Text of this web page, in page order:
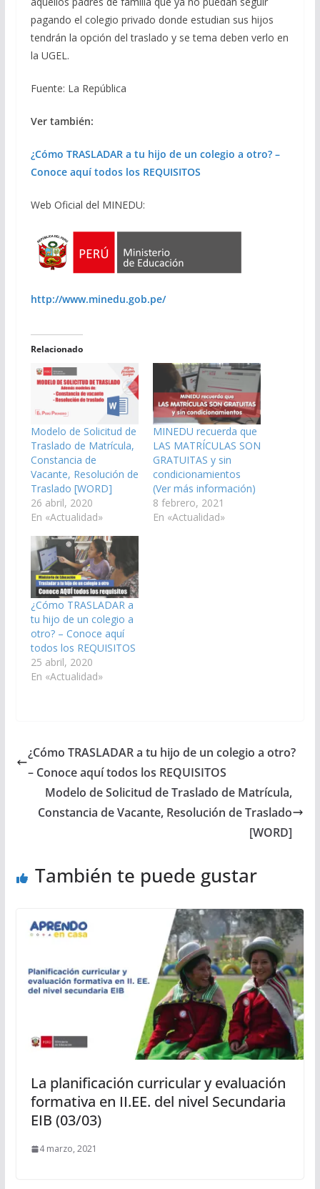
pagando el colegio privado donde estudian sus hijos
tendrán la opción del traslado y se tema deben verlo en
la UGEL.
Fuente: La República
Ver también:
¿Cómo TRASLADAR a tu hijo de un colegio a otro? –
Conoce aquí todos los REQUISITOS
Web Oficial del MINEDU:
http://www.minedu.gob.pe/
Relacionado
Modelo de Solicitud de
Traslado de Matrícula,
Constancia de
Vacante, Resolución de
Traslado [WORD]
26 abril, 2020
En «Actualidad»
MINEDU recuerda que
LAS MATRÍCULAS SON
GRATUITAS y sin
condicionamientos
(Ver más información)
8 febrero, 2021
En «Actualidad»
¿Cómo TRASLADAR a
tu hijo de un colegio a
otro? – Conoce aquí
todos los REQUISITOS
25 abril, 2020
En «Actualidad»
¿Cómo TRASLADAR a tu hijo de un colegio a otro?
– Conoce aquí todos los REQUISITOS
Modelo de Solicitud de Traslado de Matrícula,
Constancia de Vacante, Resolución de Traslado
[WORD]
También te puede gustar
La planificación curricular y evaluación
formativa en II.EE. del nivel Secundaria
EIB (03/03)
4 marzo, 2021